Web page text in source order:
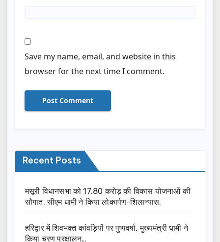
Save my name, email, and website in this
browser for the next time I comment.
Recent Posts
मसूरी विधानसभा को 17.80 करोड़ की विकास योजनाओं की
सौगात, सीएम धामी ने किया लोकार्पण-शिलान्यास.
हरिद्वार में शिवभक्त कांवड़ियों पर पुष्पवर्षा, मुख्यमंत्री धामी ने
किया चरण प्रक्षालन…